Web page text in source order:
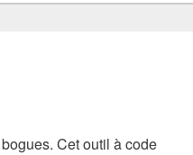
Cet outil à code